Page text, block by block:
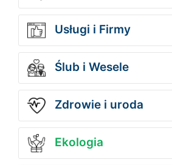
Usługi i Firmy
Ślub i Wesele
Zdrowie i uroda
Ekologia